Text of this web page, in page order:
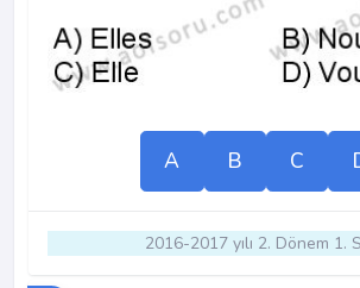
A B C
2016-2017 yılı 2. Dönem 1.